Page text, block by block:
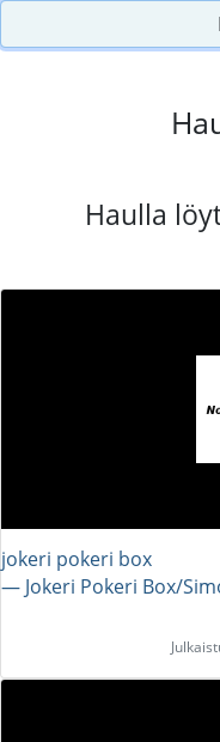
Haulla
jokeri pokeri box
― Jokeri Pokeri Box/